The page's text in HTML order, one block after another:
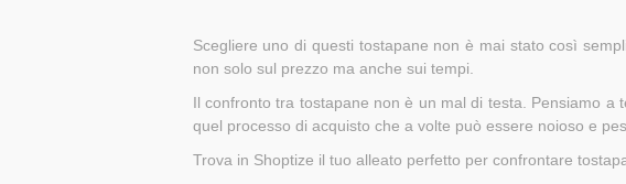
Scegliere uno di questi tostapane non è mai stato così
non solo sul prezzo ma anche sui tempi.
Il confronto tra tostapane non è un mal di testa. Pensiamo
quel processo di acquisto che a volte può essere noioso e
Trova in Shoptize il tuo alleato perfetto per confrontare